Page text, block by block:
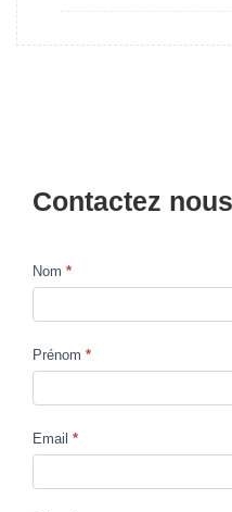
Contactez nous
Contact
Us
Nom *
Prénom *
Email *